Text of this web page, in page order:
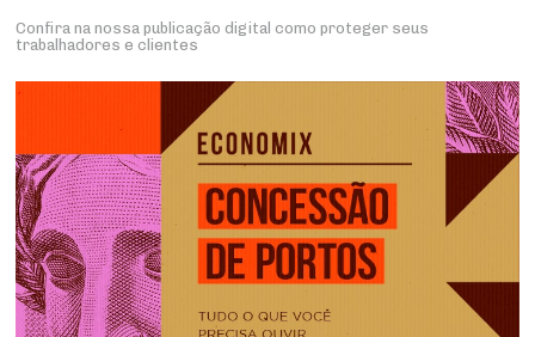
Confira na nossa publicação digital como proteger seus
trabalhadores e clientes